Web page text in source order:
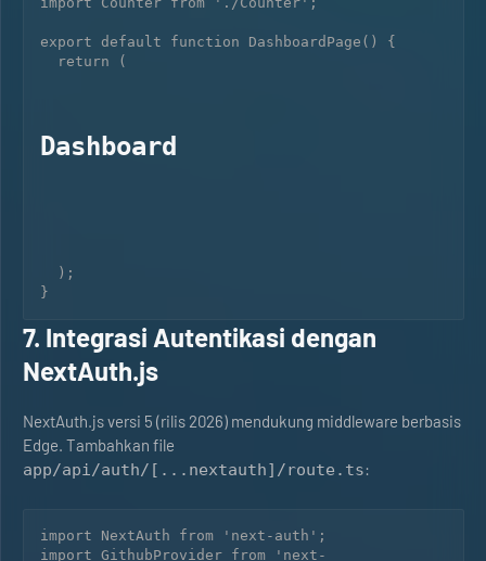
export default function DashboardPage() {
Dashboard
7. Integrasi Autentikasi dengan
NextAuth.js
NextAuth.js versi 5 (rilis 2026) mendukung middleware berbasis
Edge. Tambahkan file
app/api/auth/[...nextauth]/route.ts:
import NextAuth from 'next-auth';
import GithubProvider from 'next-